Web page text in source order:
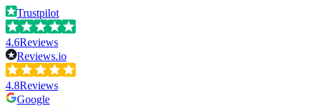
Trustpilot
4.6Reviews
Reviews.io
4.8Reviews
Google